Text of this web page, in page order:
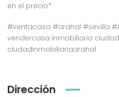
en el precio*
#ventacasa #arahal #sevilla
vendercasa inmobiliaria
ciudadinmobiliariaarahal
Dirección